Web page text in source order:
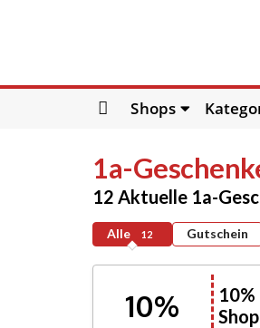
Skip
to
Shops
1a-
12 Aktuelle 1a-
Alle 12 Gutschein
10%
Shop